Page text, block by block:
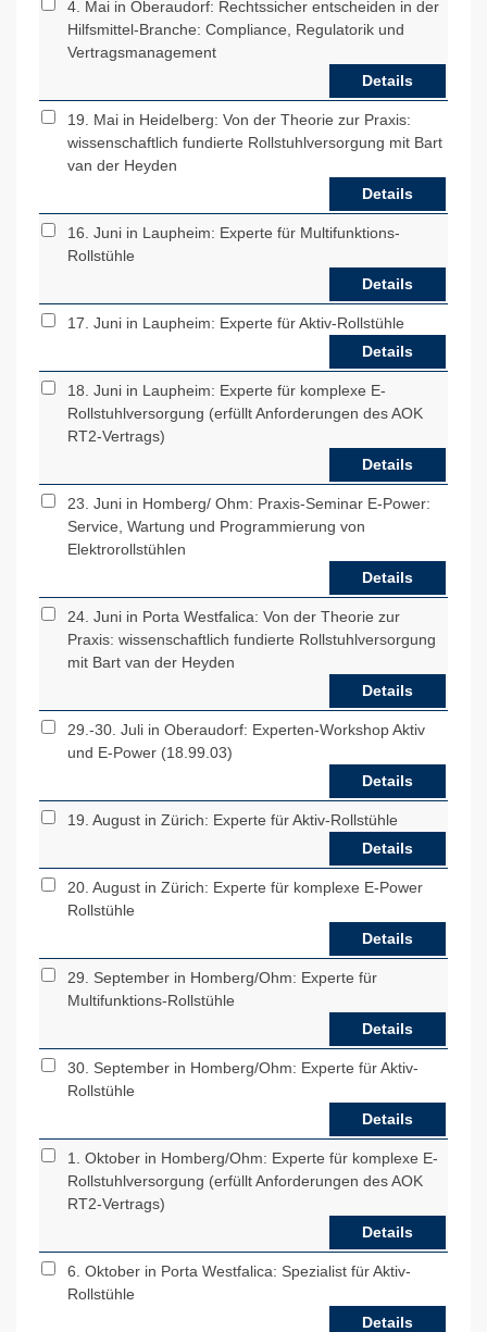
4. Mai in Oberaudorf: Rechtssicher entscheiden in der
Hilfsmittel-Branche: Compliance, Regulatorik und
Vertragsmanagement
Details
19. Mai in Heidelberg: Von der Theorie zur Praxis:
wissenschaftlich fundierte Rollstuhlversorgung mit Bart
van der Heyden
Details
16. Juni in Laupheim: Experte für Multifunktions-
Rollstühle
Details
17. Juni in Laupheim: Experte für Aktiv-Rollstühle
Details
18. Juni in Laupheim: Experte für komplexe E-
Rollstuhlversorgung (erfüllt Anforderungen des AOK
RT2-Vertrags)
Details
23. Juni in Homberg/ Ohm: Praxis-Seminar E-Power:
Service, Wartung und Programmierung von
Elektrorollstühlen
Details
24. Juni in Porta Westfalica: Von der Theorie zur
Praxis: wissenschaftlich fundierte Rollstuhlversorgung
mit Bart van der Heyden
Details
29.-30. Juli in Oberaudorf: Experten-Workshop Aktiv
und E-Power (18.99.03)
Details
19. August in Zürich: Experte für Aktiv-Rollstühle
Details
20. August in Zürich: Experte für komplexe E-Power
Rollstühle
Details
29. September in Homberg/Ohm: Experte für
Multifunktions-Rollstühle
Details
30. September in Homberg/Ohm: Experte für Aktiv-
Rollstühle
Details
1. Oktober in Homberg/Ohm: Experte für komplexe E-
Rollstuhlversorgung (erfüllt Anforderungen des AOK
RT2-Vertrags)
Details
6. Oktober in Porta Westfalica: Spezialist für Aktiv-
Rollstühle
Details